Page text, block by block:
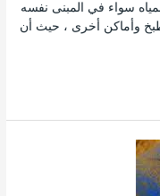
سواء في المبنى نفسه
وأماكن أخرى ، حيث أن